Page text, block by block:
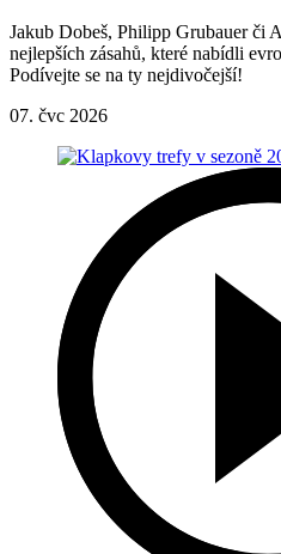
Jakub Dobeš, Philipp Grubauer či
nejlepších zásahů, které nabídli
Podívejte se na ty nejdivočejší!
07. čvc 2026